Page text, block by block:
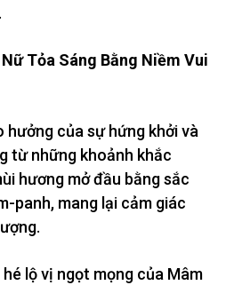
Tỏa Sáng Bằng Niềm Vui
hưởng của sự hứng khởi và
từ những khoảnh khắc
hương mở đầu bằng sắc
panh, mang lại cảm giác
lộ vị ngọt mọng của Mâm